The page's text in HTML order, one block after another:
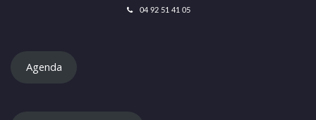
04 92 51 41 05
Agenda